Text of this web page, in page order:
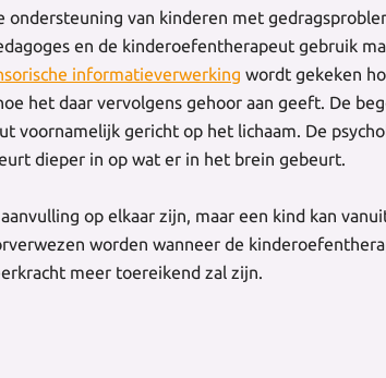
ondersteuning van kinderen met
en de kinderoefentherapeut gebruik
informatieverwerking wordt gekeken
het daar vervolgens gehoor aan geeft. De
voornamelijk gericht op het lichaam. De
dieper in op wat er in het brein gebeurt.
op elkaar zijn, maar een kind kan
worden wanneer de
meer toereikend zal zijn.